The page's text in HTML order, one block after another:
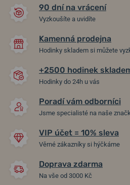
90 dní na vrácení
Vyzkoušíte a uvidíte
Kamenná prodejna
Hodinky skladem si můžete
+2500 hodinek
Hodinky do 24h u vás
Poradí vám odborníci
Jsme specialisté na naše
VIP účet = 10% sleva
Věrné zákazníky si hýčkáme
Doprava zdarma
Na vše od 3000 Kč